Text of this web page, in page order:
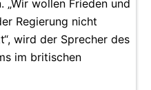
„Wir wollen Frieden und
Regierung nicht
wird der Sprecher des
im britischen